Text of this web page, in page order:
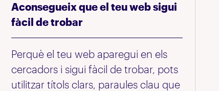
Aconsegueix que el teu web sigui
fàcil de trobar
Perquè el teu web aparegui en els
cercadors i sigui fàcil de trobar, pots
utilitzar títols clars, paraules clau que